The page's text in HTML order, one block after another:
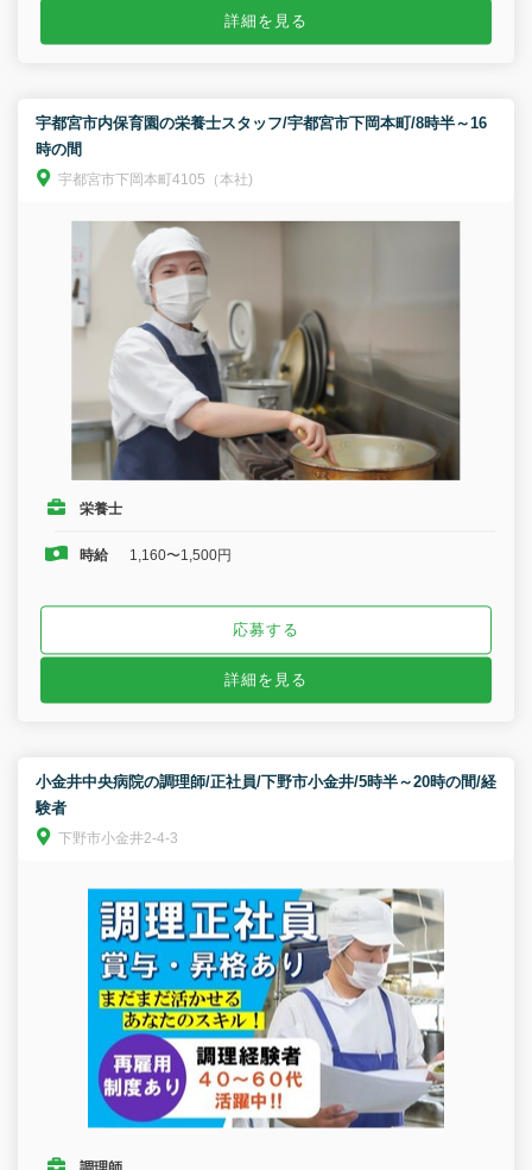
詳細を見る
宇都宮市内保育園の栄養士スタッフ/宇都宮市下岡本町/8時半～16
時の間
宇都宮市下岡本町4105（本社)
栄養士
時給 1,160〜1,500円
応募する
詳細を見る
小金井中央病院の調理師/正社員/下野市小金井/5時半～20時の間/経
験者
下野市小金井2-4-3
調理師